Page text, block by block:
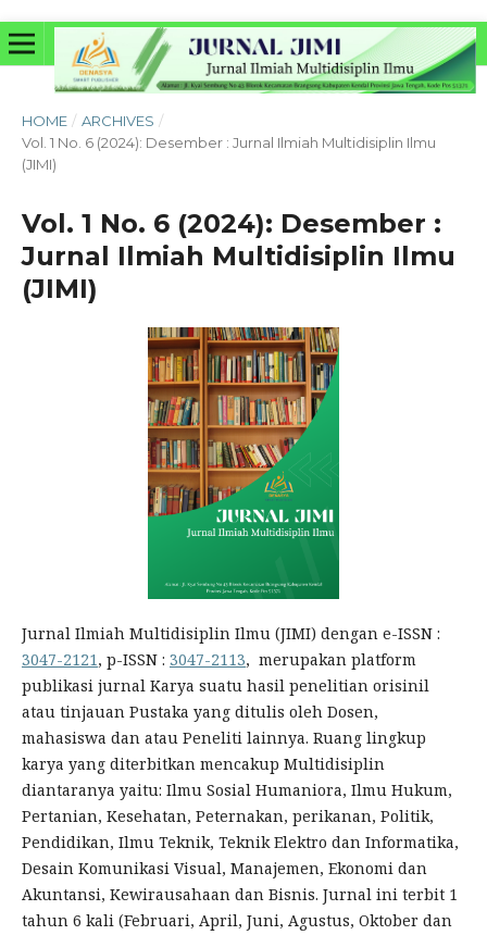
HOME / ARCHIVES /
Vol. 1 No. 6 (2024): Desember : Jurnal Ilmiah Multidisiplin Ilmu
(JIMI)
Vol. 1 No. 6 (2024): Desember :
Jurnal Ilmiah Multidisiplin Ilmu
(JIMI)
Jurnal Ilmiah Multidisiplin Ilmu (JIMI) dengan e-ISSN :
3047-2121, p-ISSN : 3047-2113, merupakan platform
publikasi jurnal Karya suatu hasil penelitian orisinil
atau tinjauan Pustaka yang ditulis oleh Dosen,
mahasiswa dan atau Peneliti lainnya. Ruang lingkup
karya yang diterbitkan mencakup Multidisiplin
diantaranya yaitu: Ilmu Sosial Humaniora, Ilmu Hukum,
Pertanian, Kesehatan, Peternakan, perikanan, Politik,
Pendidikan, Ilmu Teknik, Teknik Elektro dan Informatika,
Desain Komunikasi Visual, Manajemen, Ekonomi dan
Akuntansi, Kewirausahaan dan Bisnis. Jurnal ini terbit 1
tahun 6 kali (Februari, April, Juni, Agustus, Oktober dan